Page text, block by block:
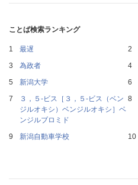
ことば検索ランキング
最遅
為政者
新潟大学
３，５‐ビス［３，５‐ビス（ベン
ジルオキシ）ベンジルオキシ］ベ
ンジルブロミド
新潟自動車学校